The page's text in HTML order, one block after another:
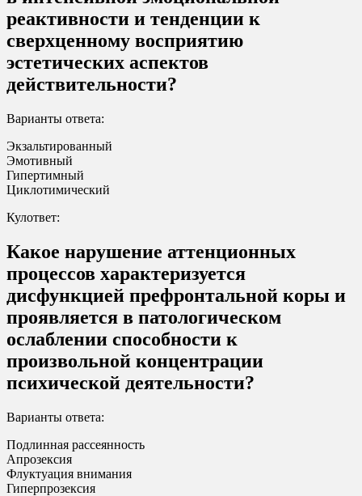
реактивности и тенденции к
сверхценному восприятию
эстетических аспектов
действительности?
Варианты ответа:
Экзальтированный
Эмотивный
Гипертимный
Циклотимический
Кулответ:
Какое нарушение аттенционных
процессов характеризуется
дисфункцией префронтальной коры и
проявляется в патологическом
ослаблении способности к
произвольной концентрации
психической деятельности?
Варианты ответа:
Подлинная рассеянность
Апрозексия
Флуктуация внимания
Гиперпрозексия